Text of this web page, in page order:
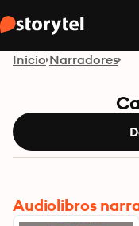
Inicio Narradores
Audiolibros